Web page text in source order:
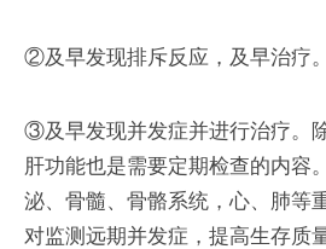
②及早发现排斥反应，及早治疗。
③及早发现并发症并进行治疗。
肝功能也是需要定期检查的内容
泌、骨髓、骨骼系统，心、肺等
对监测远期并发症，提高生存质